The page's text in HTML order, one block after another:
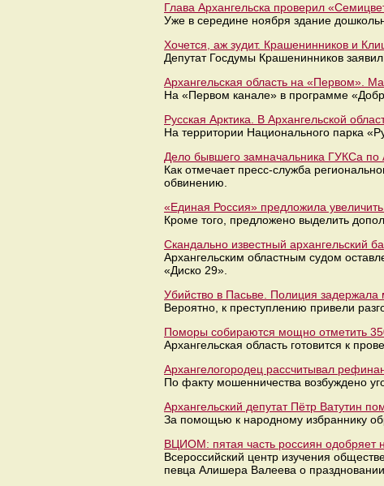
Глава Архангельска проверил
Уже в середине ноября здание
Хочется, аж зудит. Крашенинников и
Депутат Госдумы Крашенинников
Архангельская область на «Первом».
На «Первом канале» в программе
Русская Арктика. В Архангельской
На территории Национального парка
Дело бывшего замначальника ГУКСа по
Как отмечает пресс-служба
обвинению.
«Единая Россия» предложила
Кроме того, предложено выделить
Скандально известный архангельский
Архангельским областным судом
«Диско 29».
Убийство в Пасьве. Полиция задержала
Вероятно, к преступлению привели
Поморы собираются мощно отметить
Архангельская область готовится к
Архангелогородец рассчитывал
По факту мошенничества возбуждено
Архангельский депутат Пётр Ватутин
За помощью к народному избраннику
ВЦИОМ: пятая часть россиян одобряет
Всероссийский центр изучения
певца Алишера Валеева о